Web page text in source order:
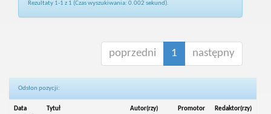
Rezultaty 1-1 z 1 (Czas wyszukiwania: 0.002 sekund).
poprzedni 1 następny
Odsłon pozycji:
Data
Tytuł Autor(rzy) Promotor Redaktor(rzy)